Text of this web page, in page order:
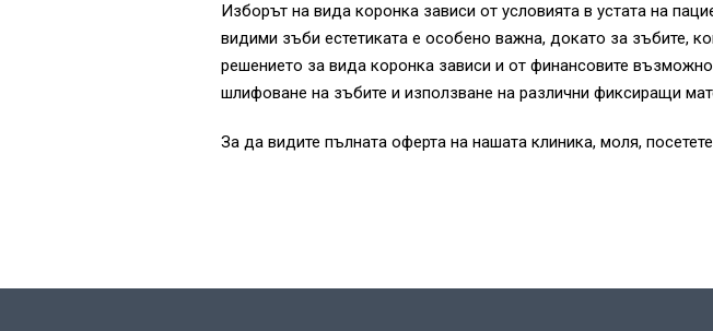
Изборът на вида коронка зависи от условията в устата на
видими зъби естетиката е особено важна, докато за зъбите,
решението за вида коронка зависи и от финансовите
шлифоване на зъбите и използване на различни фиксиращи
За да видите пълната оферта на нашата клиника, моля,